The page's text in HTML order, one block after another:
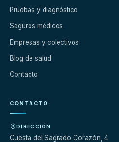
Pruebas y diagnóstico
Seguros médicos
Empresas y colectivos
Blog de salud
Contacto
CONTACTO
DIRECCIÓN
Cuesta del Sagrado Corazón, 4